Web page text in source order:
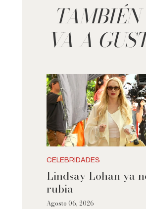
TAMBIÉN
VA A
CELEBRIDADES
Lindsay Lohan ya
rubia
Agosto 06, 2026